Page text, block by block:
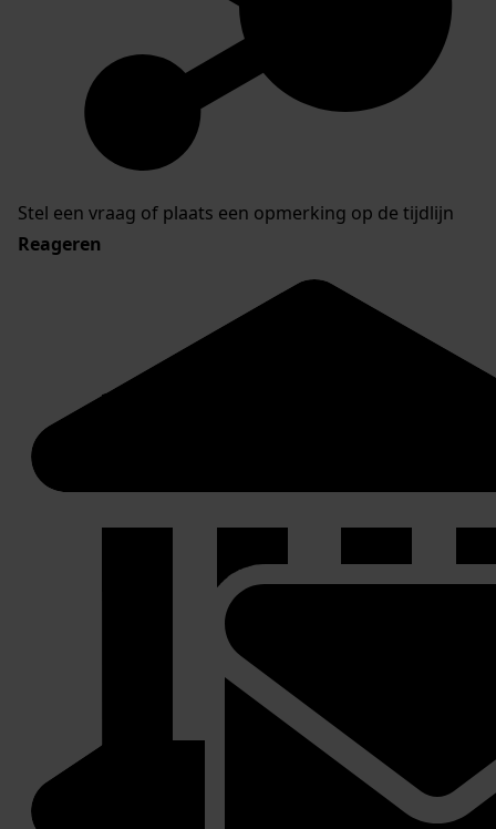
Stel een vraag of plaats een opmerking op de tijdlijn
Reageren